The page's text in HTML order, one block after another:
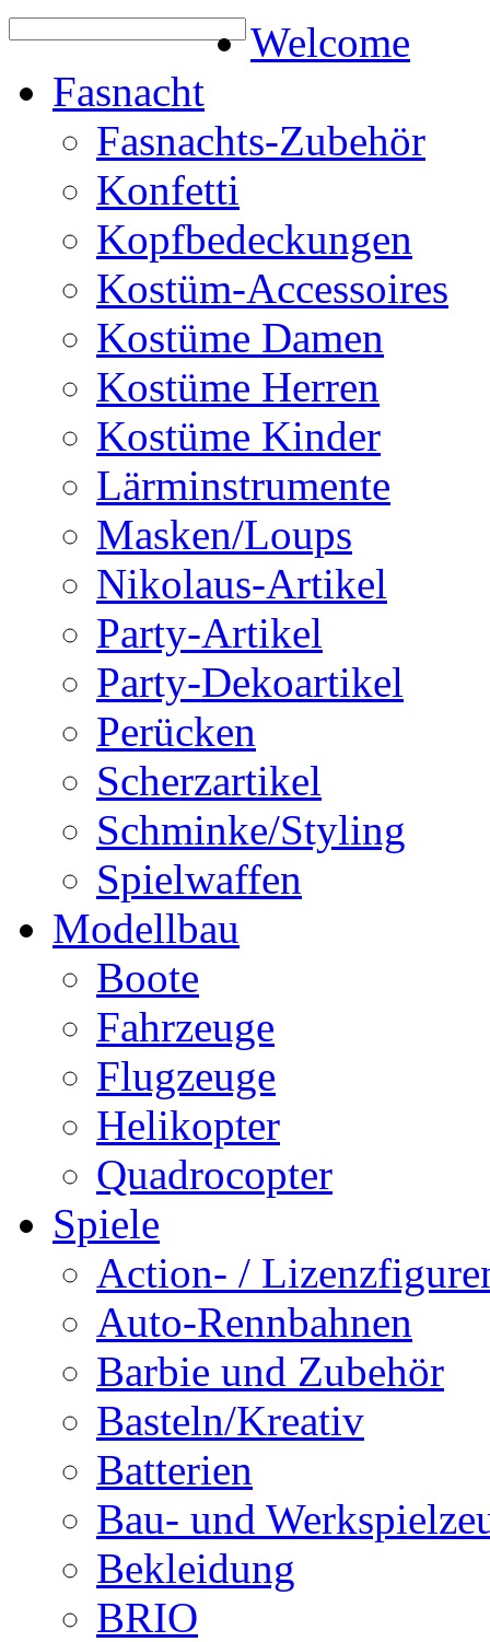
Welcome
Fasnacht
Fasnachts-Zubehör
Konfetti
Kopfbedeckungen
Kostüm-Accessoires
Kostüme Damen
Kostüme Herren
Kostüme Kinder
Lärminstrumente
Masken/Loups
Nikolaus-Artikel
Party-Artikel
Party-Dekoartikel
Perücken
Scherzartikel
Schminke/Styling
Spielwaffen
Modellbau
Boote
Fahrzeuge
Flugzeuge
Helikopter
Quadrocopter
Spiele
Action- /
Auto-Rennbahnen
Barbie und Zubehör
Basteln/Kreativ
Batterien
Bau- und
Bekleidung
BRIO